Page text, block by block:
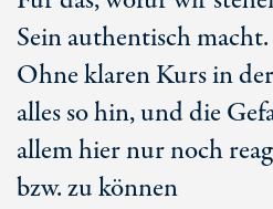
Sein authentisch macht.
Ohne klaren Kurs in
alles so hin, und die
allem hier nur noch
bzw. zu können